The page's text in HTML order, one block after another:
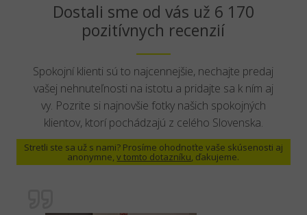
Dostali sme od vás už 6 170
pozitívnych recenzií
Spokojní klienti sú to najcennejšie, nechajte predaj
vašej nehnuteľnosti na istotu a pridajte sa k ním aj
vy. Pozrite si najnovšie fotky našich spokojných
klientov, ktorí pochádzajú z celého Slovenska.
Stretli ste sa už s nami? Prosíme ohodnoťte vaše skúsenosti aj
anonymne,v tomto dotazníku, ďakujeme.